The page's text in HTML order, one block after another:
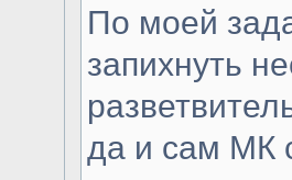
По моей
запихнуть
да и сам МК